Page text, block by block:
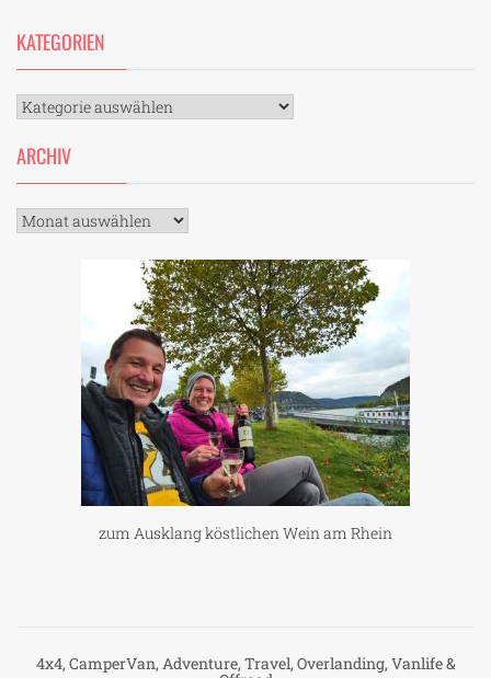
KATEGORIEN
Kategorien
ARCHIV
Archiv
zum Ausklang köstlichen Wein am Rhein
4x4, CamperVan, Adventure, Travel, Overlanding, Vanlife &